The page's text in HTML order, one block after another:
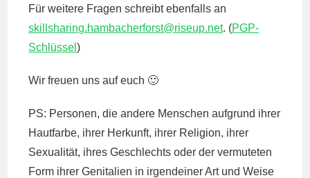
Für weitere Fragen schreibt ebenfalls an
skillsharing.hambacherforst@riseup.net. (PGP-
Schlüssel)
Wir freuen uns auf euch 🙂
PS: Personen, die andere Menschen aufgrund ihrer
Hautfarbe, ihrer Herkunft, ihrer Religion, ihrer
Sexualität, ihres Geschlechts oder der vermuteten
Form ihrer Genitalien in irgendeiner Art und Weise